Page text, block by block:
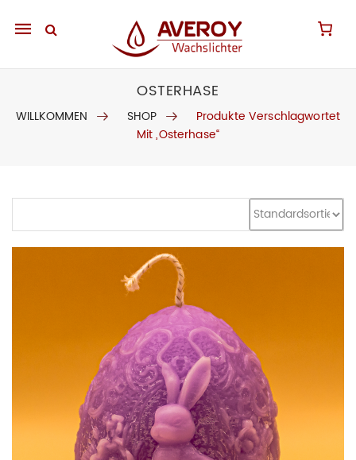
Mobile
OSTERHASE
WILLKOMMEN SHOP
Produkte Verschlagwortet
Mit „Osterhase“